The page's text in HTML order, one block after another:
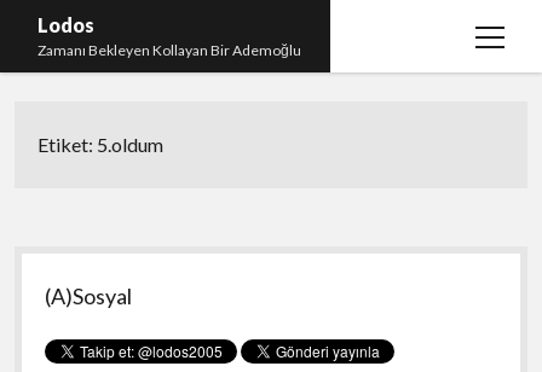
Lodos
Zamanı Bekleyen Kollayan Bir Ademoğlu
menüyü
test
Etiket: 5.oldum
Yan
Menü
(A)Sosyal